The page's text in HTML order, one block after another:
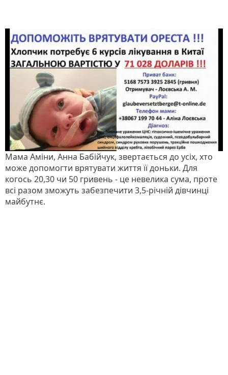
Мама Аміни, Анна Бабійчук, звертається до усіх, хто
може допомогти врятувати життя її доньки. Для
когось 20,30 чи 50 гривень - це невелика сума, проте
всі разом зможуть забезпечити 3,5-річній дівчинці
майбутнє.